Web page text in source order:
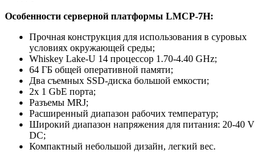
Особенности серверной платформы LMCP-7H:
Прочная конструкция для использования в суровых
условиях окружающей среды;
Whiskey Lake-U 14 процессор 1.70-4.40 GHz;
64 ГБ общей оперативной памяти;
Два съемных SSD-диска большой емкости;
2x 1 GbE порта;
Разъемы MRJ;
Расширенный диапазон рабочих температур;
Широкий диапазон напряжения для питания: 20-40 V
DC;
Компактный небольшой дизайн, легкий вес.